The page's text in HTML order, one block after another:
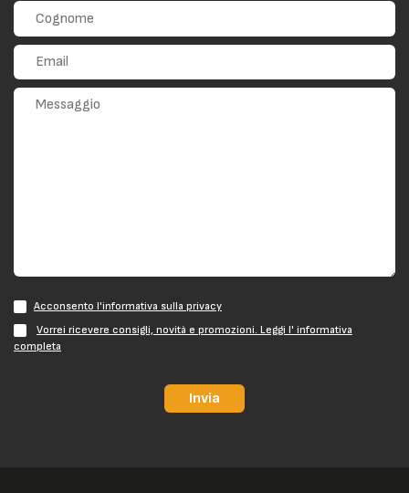
Acconsento l'informativa sulla privacy
Vorrei ricevere consigli, novità e promozioni. Leggi l' informativa
completa
Invia